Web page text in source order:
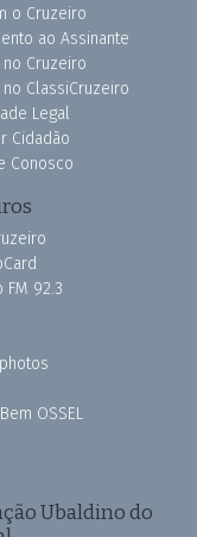
o Cruzeiro
ao Assinante
Cruzeiro
ClassiCruzeiro
Legal
Cidadão
Conosco
FM 92.3
OSSEL
Ubaldino do